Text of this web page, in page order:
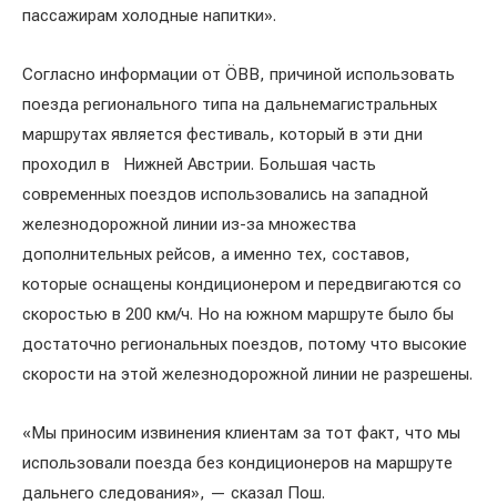
пассажирам холодные напитки».
Согласно информации от ÖBB, причиной использовать
поезда регионального типа на дальнемагистральных
маршрутах является фестиваль, который в эти дни
проходил в Нижней Австрии. Большая часть
современных поездов использовались на западной
железнодорожной линии из-за множества
дополнительных рейсов, а именно тех, составов,
которые оснащены кондиционером и передвигаются со
скоростью в 200 км/ч. Но на южном маршруте было бы
достаточно региональных поездов, потому что высокие
скорости на этой железнодорожной линии не разрешены.
«Мы приносим извинения клиентам за тот факт, что мы
использовали поезда без кондиционеров на маршруте
дальнего следования», — сказал Пош.